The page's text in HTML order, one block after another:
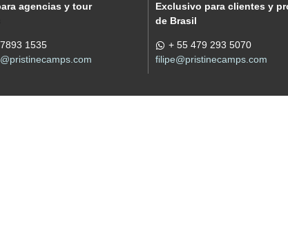
agencias y tour
1535
Exclusivo para clientes y
de Brasil
+ 55 479 293 5070
filipe@pristinecamps.com